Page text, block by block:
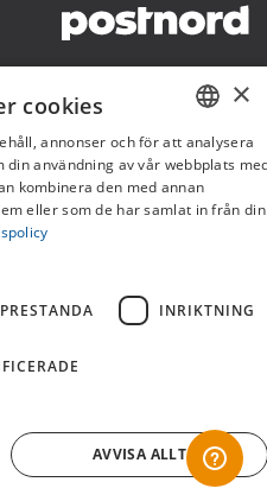
SWEDISH
FI
×
cookies
annonser och för att analysera
användning av vår webbplats
kombinera den med annan
eller som de har samlat in från din
PRESTANDA INRIKTNING
AVVISA ALLT